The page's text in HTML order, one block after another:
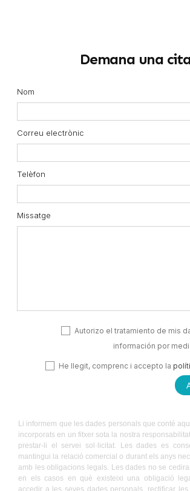
Demana una
Nom
Correu electrònic
Telèfon
Missatge
Autorizo el tratamiento de mis
información por
He llegit, comprenc i accepto la
Li informem que les dades personals que conté
incorporats en un fitxer sota la nostra
prestar-li el servei sol·licitat. Les dades es
mantingui la relació comercial o durant els anys
amb les obligacions legals. Les dades no se
en els casos en què existeixi una obligació